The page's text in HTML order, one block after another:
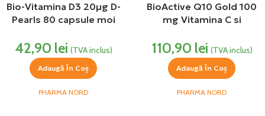
Bio-Vitamina D3 20µg D-
Pearls 80 capsule moi
42,90 lei (TVA inclus)
Adaugă În Coș
PHARMA NORD
BioActive Q10 Gold 100
mg Vitamina C si
moi Pharma Nord
110,90 lei (TVA inclus)
Adaugă În Coș
PHARMA NORD